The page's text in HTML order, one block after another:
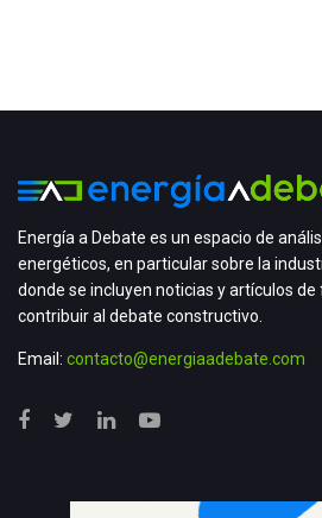
Energía a Debate es un espacio de
energéticos, en particular sobre la
donde se incluyen noticias y artículos
contribuir al debate constructivo.
Email: contacto@energiaadebate.com